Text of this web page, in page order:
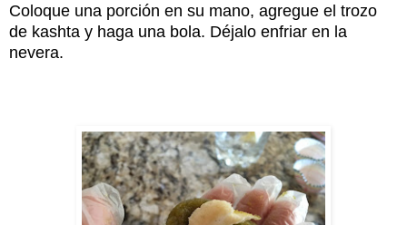
Coloque una porción en su mano, agregue el trozo
de kashta y haga una bola. Déjalo enfriar en la
nevera.